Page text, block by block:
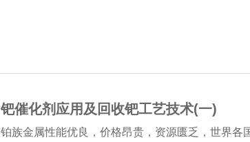
钯催化剂应用及回收钯工艺技术(一)
铂族金属性能优良，价格昂贵，资源匮乏，世界